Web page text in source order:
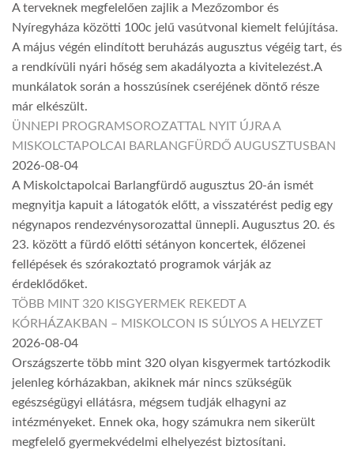
A terveknek megfelelően zajlik a Mezőzombor és
Nyíregyháza közötti 100c jelű vasútvonal kiemelt felújítása.
A május végén elindított beruházás augusztus végéig tart, és
a rendkívüli nyári hőség sem akadályozta a kivitelezést.A
munkálatok során a hosszúsínek cseréjének döntő része
már elkészült.
ÜNNEPI PROGRAMSOROZATTAL NYIT ÚJRA A
MISKOLCTAPOLCAI BARLANGFÜRDŐ AUGUSZTUSBAN
2026-08-04
A Miskolctapolcai Barlangfürdő augusztus 20-án ismét
megnyitja kapuit a látogatók előtt, a visszatérést pedig egy
négynapos rendezvénysorozattal ünnepli. Augusztus 20. és
23. között a fürdő előtti sétányon koncertek, élőzenei
fellépések és szórakoztató programok várják az
érdeklődőket.
TÖBB MINT 320 KISGYERMEK REKEDT A
KÓRHÁZAKBAN – MISKOLCON IS SÚLYOS A HELYZET
2026-08-04
Országszerte több mint 320 olyan kisgyermek tartózkodik
jelenleg kórházakban, akiknek már nincs szükségük
egészségügyi ellátásra, mégsem tudják elhagyni az
intézményeket. Ennek oka, hogy számukra nem sikerült
megfelelő gyermekvédelmi elhelyezést biztosítani.